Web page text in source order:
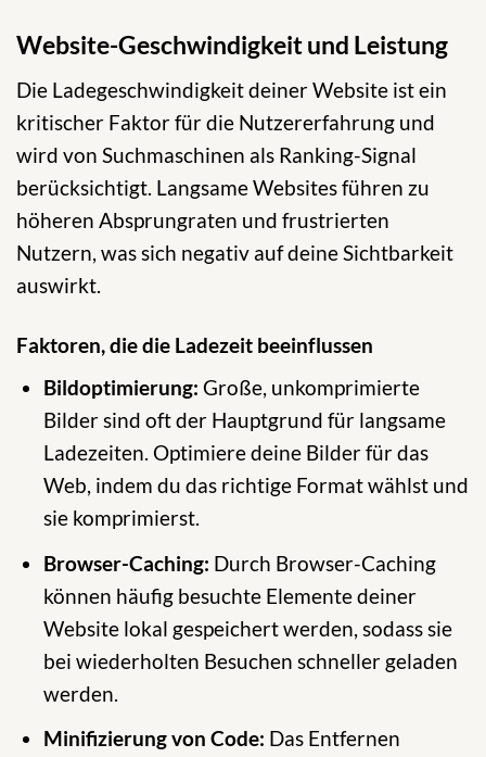
Website-Geschwindigkeit und Leistung
Die Ladegeschwindigkeit deiner Website ist ein
kritischer Faktor für die Nutzererfahrung und
wird von Suchmaschinen als Ranking-Signal
berücksichtigt. Langsame Websites führen zu
höheren Absprungraten und frustrierten
Nutzern, was sich negativ auf deine Sichtbarkeit
auswirkt.
Faktoren, die die Ladezeit beeinflussen
Bildoptimierung: Große, unkomprimierte
Bilder sind oft der Hauptgrund für langsame
Ladezeiten. Optimiere deine Bilder für das
Web, indem du das richtige Format wählst und
sie komprimierst.
Browser-Caching: Durch Browser-Caching
können häufig besuchte Elemente deiner
Website lokal gespeichert werden, sodass sie
bei wiederholten Besuchen schneller geladen
werden.
Minifizierung von Code: Das Entfernen